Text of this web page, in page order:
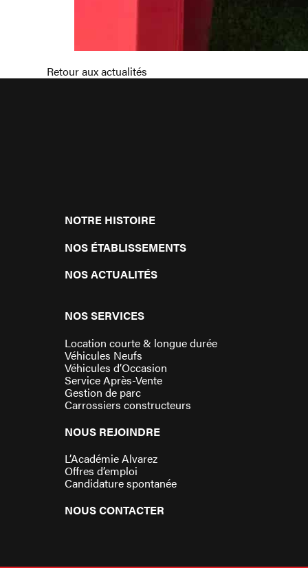
Retour aux actualités
NOTRE HISTOIRE
NOS ÉTABLISSEMENTS
NOS ACTUALITÉS
NOS SERVICES
Location courte & longue durée
Véhicules Neufs
Véhicules d’Occasion
Service Après-Vente
Gestion de parc
Carrossiers constructeurs
NOUS REJOINDRE
L’Académie Alvarez
Offres d’emploi
Candidature spontanée
NOUS CONTACTER